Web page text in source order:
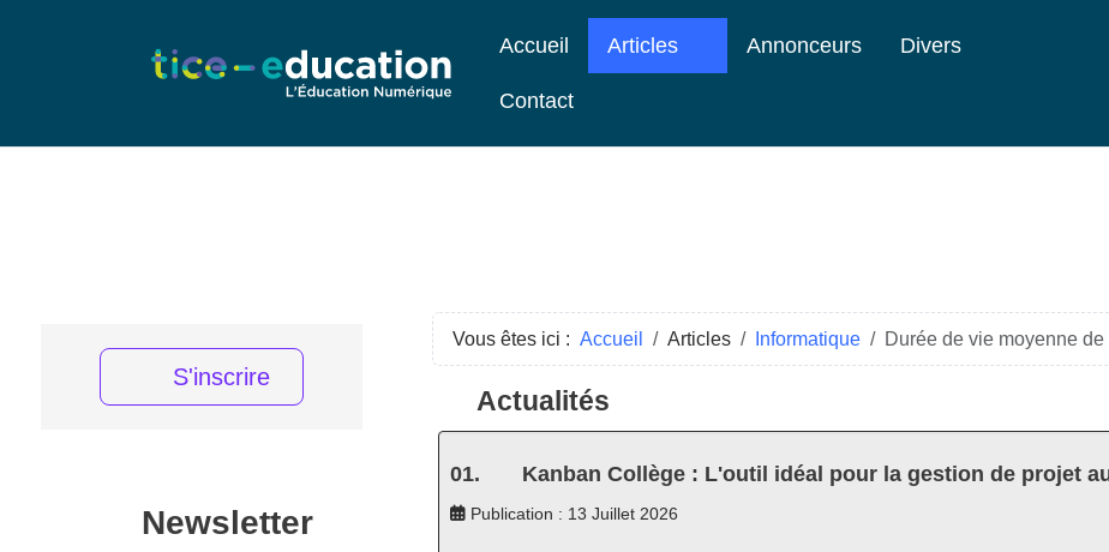
Accueil Articles Annonceurs Divers
Contact
S'inscrire
Newsletter
Vous êtes ici : Accueil Articles Informatique Durée de vie moyenne
Actualités
Kanban Collège : L'outil idéal pour la gestion de projet
Publication : 13 Juillet 2026